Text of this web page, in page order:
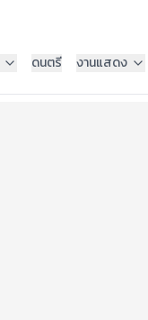
ดนตรี งานแสดง